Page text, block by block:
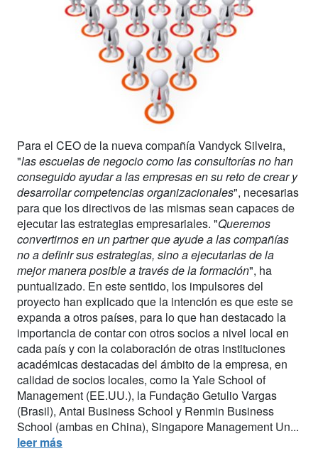
Para el CEO de la nueva compañía Vandyck Silveira,
"las escuelas de negocio como las consultorías no han
conseguido ayudar a las empresas en su reto de crear y
desarrollar competencias organizacionales", necesarias
para que los directivos de las mismas sean capaces de
ejecutar las estrategias empresariales. "Queremos
convertirnos en un partner que ayude a las compañías
no a definir sus estrategias, sino a ejecutarlas de la
mejor manera posible a través de la formación", ha
puntualizado. En este sentido, los impulsores del
proyecto han explicado que la intención es que este se
expanda a otros países, para lo que han destacado la
importancia de contar con otros socios a nivel local en
cada país y con la colaboración de otras instituciones
académicas destacadas del ámbito de la empresa, en
calidad de socios locales, como la Yale School of
Management (EE.UU.), la Fundação Getulio Vargas
(Brasil), Antai Business School y Renmin Business
School (ambas en China), Singapore Management Un...
leer más